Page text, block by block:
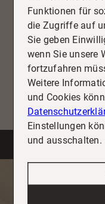
sich von Ihren
erfahren Sie mehr
Hand.
Alle ansehen
Benötigen Sie
Immobilie?
Wir führen Sie
Funktionen für
die Zugriffe auf
Sie geben
wenn Sie unsere
fortzufahren
Weitere
und Cookies
Einstellungen
und ausschalten.